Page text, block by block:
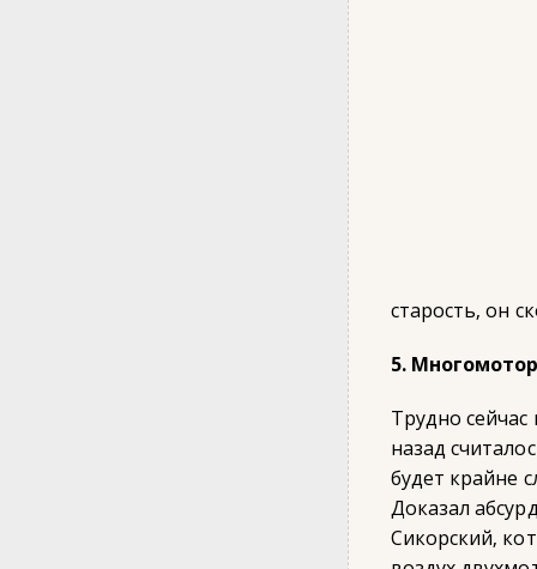
старость, он
5.
Трудно
назад
будет крайне
Доказал
Сикорский,